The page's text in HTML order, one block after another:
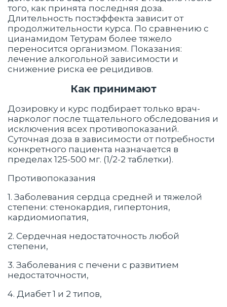
того, как принята последняя доза.
Длительность постэффекта зависит от
продолжительности курса. По сравнению с
цианамидом Тетурам более тяжело
переносится организмом. Показания:
лечение алкогольной зависимости и
снижение риска ее рецидивов.
Как принимают
Дозировку и курс подбирает только врач-
нарколог после тщательного обследования и
исключения всех противопоказаний.
Суточная доза в зависимости от потребности
конкретного пациента назначается в
пределах 125-500 мг. (1/2-2 таблетки).
Противопоказания
1. Заболевания сердца средней и тяжелой
степени: стенокардия, гипертония,
кардиомиопатия,
2. Сердечная недостаточность любой
степени,
3. Заболевания с печени с развитием
недостаточности,
4. Диабет 1 и 2 типов,